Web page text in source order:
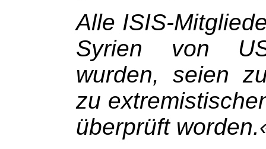
Alle ISIS-
Syrien von
wurden, seien
zu
überprüft